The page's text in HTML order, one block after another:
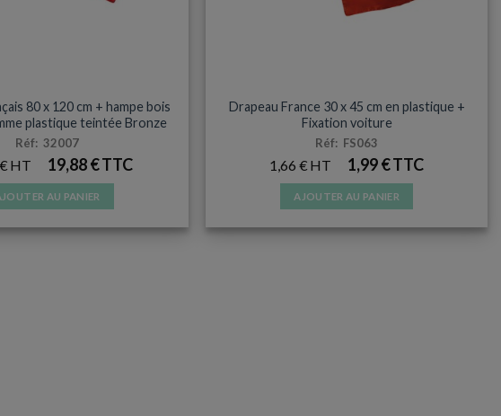
80 x 120 cm + hampe bois
plastique teintée Bronze
Réf: 32007
€ 19,88€
AU PANIER
Drapeau France 30 x 45 cm en plastique +
Fixation voiture
Réf: FS063
1,66€ 1,99€
AJOUTER AU PANIER